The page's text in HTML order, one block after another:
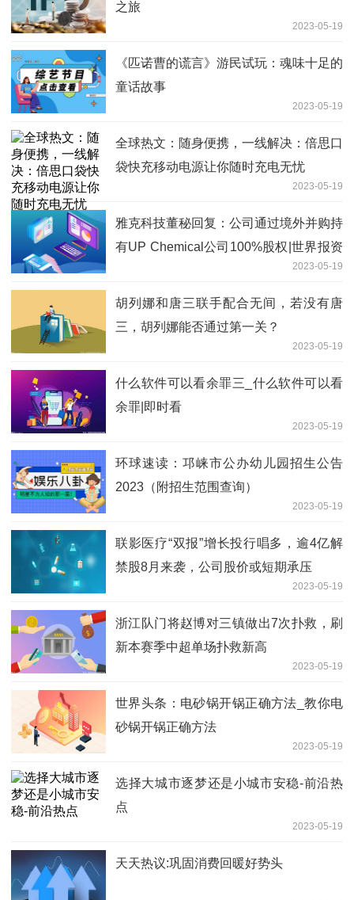
之旅
2023-05-19
《匹诺曹的谎言》游民试玩：魂味十足的
童话故事
2023-05-19
全球热文：随身便携，一线解决：倍思口
袋快充移动电源让你随时充电无忧
2023-05-19
雅克科技董秘回复：公司通过境外并购持
有UP Chemical公司100%股权|世界报资
2023-05-19
胡列娜和唐三联手配合无间，若没有唐
三，胡列娜能否通过第一关？
2023-05-19
什么软件可以看余罪三_什么软件可以看
余罪|即时看
2023-05-19
环球速读：邛崃市公办幼儿园招生公告
2023（附招生范围查询）
2023-05-19
联影医疗“双报”增长投行唱多，逾4亿解
禁股8月来袭，公司股价或短期承压
2023-05-19
浙江队门将赵博对三镇做出7次扑救，刷
新本赛季中超单场扑救新高
2023-05-19
世界头条：电砂锅开锅正确方法_教你电
砂锅开锅正确方法
2023-05-19
选择大城市逐梦还是小城市安稳-前沿热
点
2023-05-19
天天热议:巩固消费回暖好势头